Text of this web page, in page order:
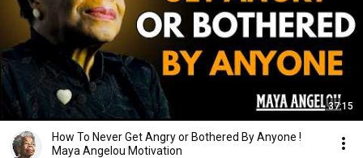
37:15
How To Never Get Angry or Bothered By Anyone !
Maya Angelou Motivation